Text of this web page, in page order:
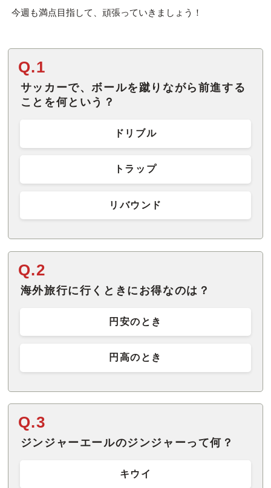
今週も満点目指して、頑張っていきましょう！
Q.1
サッカーで、ボールを蹴りながら前進する
ことを何という？
ドリブル
トラップ
リバウンド
Q.2
海外旅行に行くときにお得なのは？
円安のとき
円高のとき
Q.3
ジンジャーエールのジンジャーって何？
キウイ